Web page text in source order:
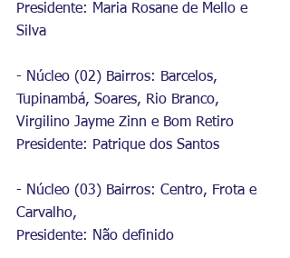
Presidente: Maria Rosane de Mello e
Silva
- Núcleo (02) Bairros: Barcelos,
Tupinambá, Soares, Rio Branco,
Virgilino Jayme Zinn e Bom Retiro
Presidente: Patrique dos Santos
- Núcleo (03) Bairros: Centro, Frota e
Carvalho,
Presidente: Não definido